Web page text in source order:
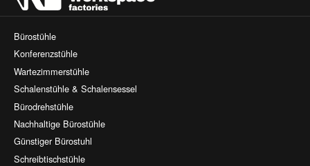
Bürostühle
Konferenzstühle
Wartezimmerstühle
Schalenstühle & Schalensessel
Bürodrehstühle
Nachhaltige Bürostühle
Günstiger Bürostuhl
Schreibtischstühle